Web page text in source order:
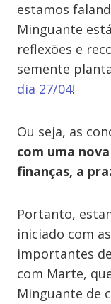
estamos
Minguante
reflexões e
semente
dia 27/04!
Ou seja, as
com uma
finanças, a
Portanto,
iniciado com
importantes
com Marte,
Minguante de